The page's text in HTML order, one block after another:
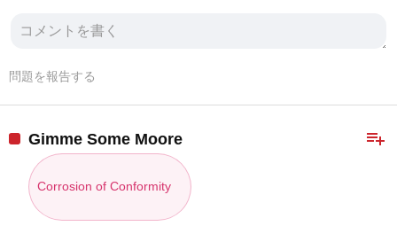
問題を報告する
playlist_add
Gimme Some Moore
Corrosion of Conformity